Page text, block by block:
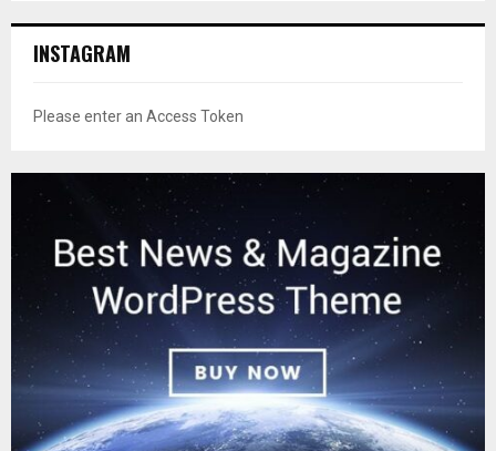
INSTAGRAM
Please enter an Access Token